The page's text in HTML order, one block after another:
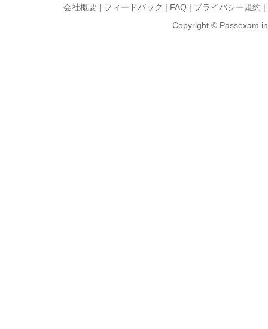
会社概要 | フィードバック | FAQ | プライバシー規約 |
Copyright © Passexam